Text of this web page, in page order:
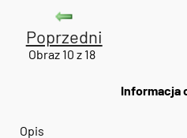
Poprzedni
Obraz 10 z 18
Informacja
Opis